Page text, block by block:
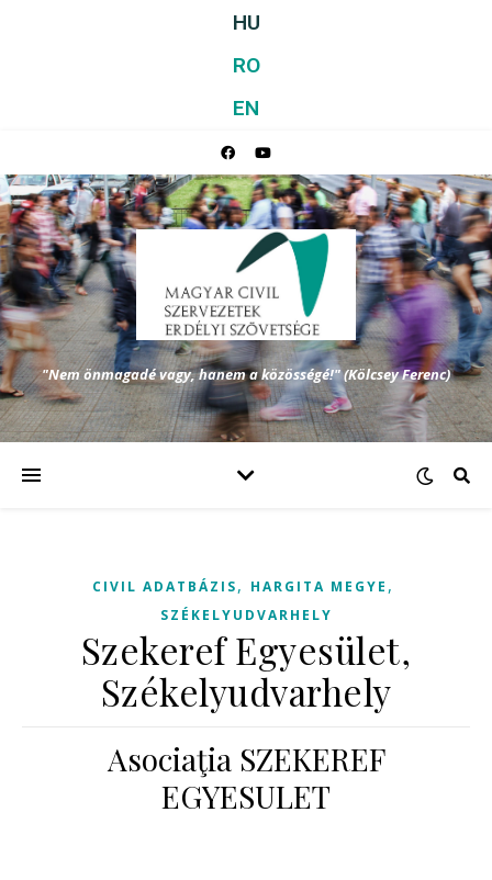
HU
RO
EN
"Nem önmagadé vagy, hanem a közösségé!" (Kölcsey Ferenc)
CIVIL ADATBÁZIS, HARGITA MEGYE ,
SZÉKELYUDVARHELY
Szekeref Egyesület,
Székelyudvarhely
Asociaţia SZEKEREF
EGYESULET